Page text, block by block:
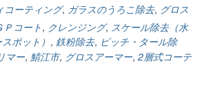
年
始・
営
業
の
コーティング, ガラスのうろこ除去, グロス
Ｐコート, クレンジング, スケール除去（水
ポット） , 鉄粉除去, ピッチ・タール除
マー, 鯖江市, グロスアーマー, 2層式コーテ